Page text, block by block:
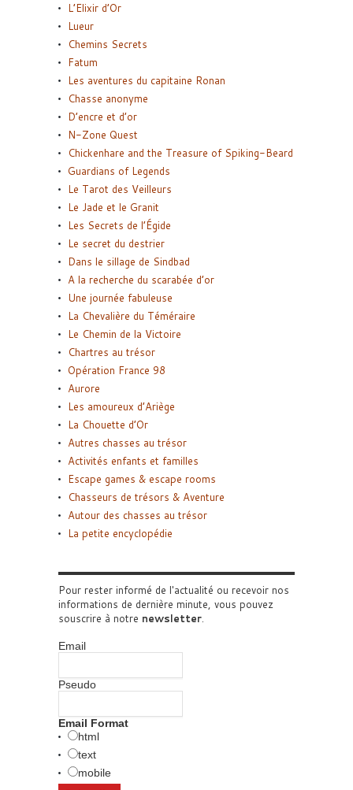
L’Elixir d’Or
Lueur
Chemins Secrets
Fatum
Les aventures du capitaine Ronan
Chasse anonyme
D’encre et d’or
N-Zone Quest
Chickenhare and the Treasure of Spiking-Beard
Guardians of Legends
Le Tarot des Veilleurs
Le Jade et le Granit
Les Secrets de l’Égide
Le secret du destrier
Dans le sillage de Sindbad
A la recherche du scarabée d’or
Une journée fabuleuse
La Chevalière du Téméraire
Le Chemin de la Victoire
Chartres au trésor
Opération France 98
Aurore
Les amoureux d’Ariège
La Chouette d’Or
Autres chasses au trésor
Activités enfants et familles
Escape games & escape rooms
Chasseurs de trésors & Aventure
Autour des chasses au trésor
La petite encyclopédie
Pour rester informé de l'actualité ou recevoir nos
informations de dernière minute, vous pouvez
souscrire à notre newsletter.
Email
Pseudo
Email Format
html
text
mobile